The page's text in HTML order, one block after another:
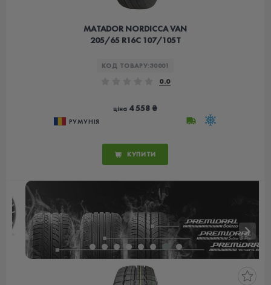
MATADOR NORDICCA VAN
205/65 R16C 107/105T
КОД ТОВАРУ:30001
0.0
ціна 4 558 ₴
РУМУНІЯ
КУПИТИ